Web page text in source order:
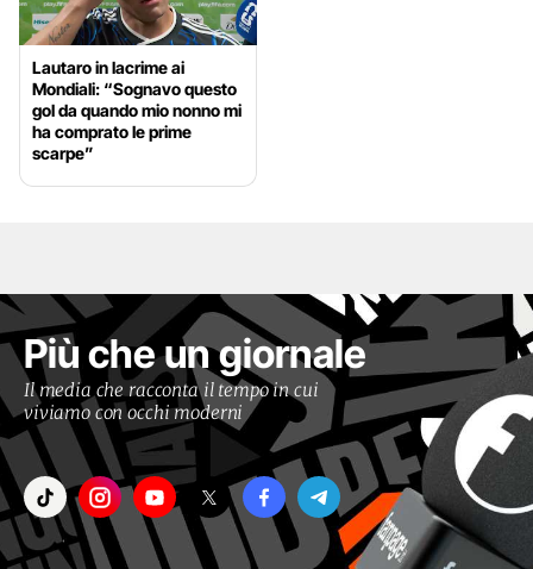
Lautaro in lacrime ai
Mondiali: “Sognavo questo
gol da quando mio nonno mi
ha comprato le prime
scarpe”
Più che un giornale
Il media che racconta il tempo in cui
viviamo con occhi moderni